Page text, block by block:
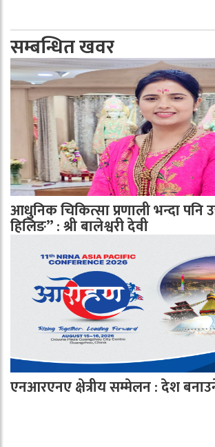
सम्बन्धित खवर
आधुनिक चिकित्सा प्रणाली भन्दा पनि
हिलिङ” : श्री बालेश्वरी देवी
एनआरएनए क्षेत्रीय सम्मेलन : देश